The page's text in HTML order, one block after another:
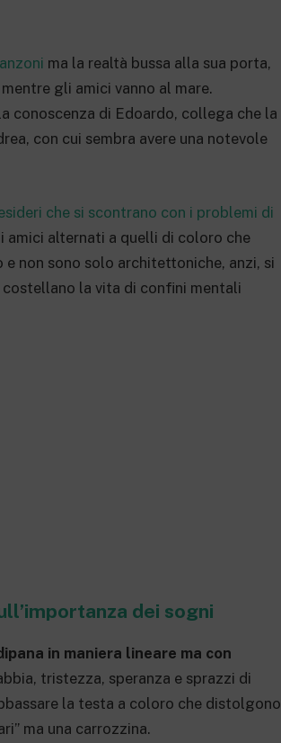
ma la realtà bussa alla sua porta,
gli amici vanno al mare.
conoscenza di Edoardo, collega che la
con cui sembra avere una notevole
che si scontrano con i problemi di
amici alternati a quelli di coloro che
non sono solo architettoniche, anzi, si
la vita di confini mentali
dei sogni
in maniera lineare ma con
tristezza, speranza e sprazzi di
la testa a coloro che distolgono
ma una carrozzina.